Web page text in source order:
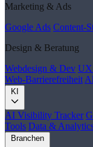
Marketing & Ads
Google Ads Content-
Design & Beratung
Webdesign & Dev UX
Web-Barrierefreiheit
KI
AI Visibility Tracker
Tools Data &
Branchen